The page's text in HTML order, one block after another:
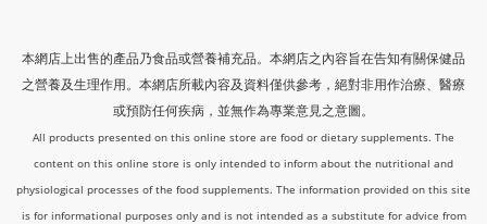
本網店上出售的產品乃食品或營養補充品。本網店之內容旨在告知有關保健品
之營養及生理作用。本網店所載內容及資料僅供參考，絕對非用作治療、醫療
或預防任何疾病，並無作為專業意見之意圖。
All products presented on this online store are food or dietary supplements. The
content on this online store is only intended to inform about the nutritional and
physiological processes of the food supplements. The information provided on this site
is for informational purposes only and is not intended as a substitute for advice from